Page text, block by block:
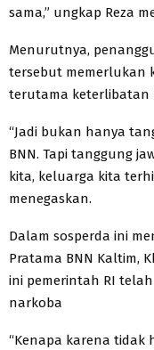
sama,” ungkap Reza
Menurutnya,
tersebut memerlukan
terutama keterlibatan
“Jadi bukan hanya
BNN. Tapi tanggung
kita, keluarga kita
menegaskan.
Dalam sosperda ini
Pratama BNN Kaltim,
ini pemerintah RI
narkoba
“Kenapa karena tidak